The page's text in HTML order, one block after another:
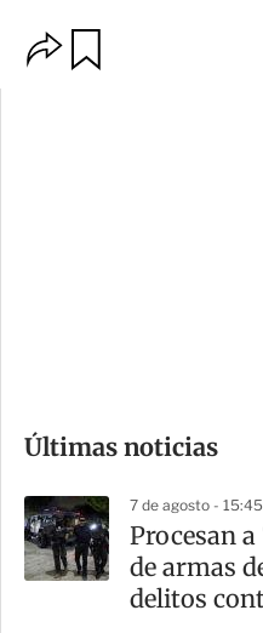
p
m
a
r
t
Últimas noticias
7 de agosto -
Procesan
de armas
delitos